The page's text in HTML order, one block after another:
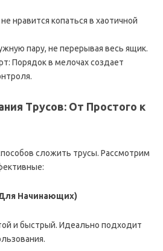
нравится копаться в хаотичной
пару, не перерывая весь ящик.
Порядок в мелочах создает
Трусов: От Простого к
сложить трусы. Рассмотрим
Начинающих)
и быстрый. Идеально подходит